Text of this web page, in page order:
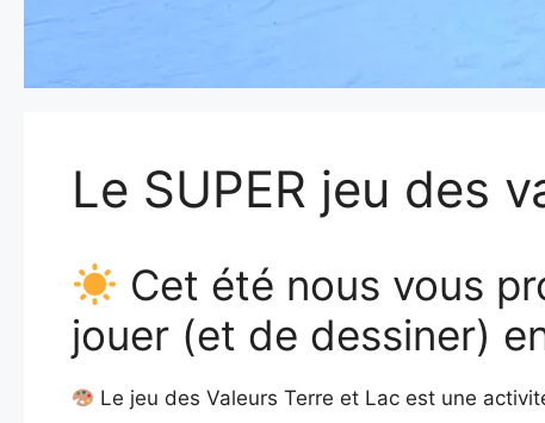
Le SUPER jeu des
Cet été nous vous
jouer (et de dessiner)
Le jeu des Valeurs Terre et Lac est une